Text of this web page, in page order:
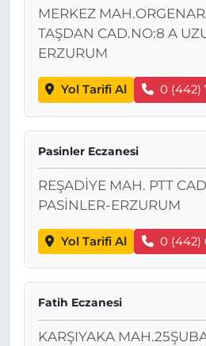
MERKEZ
TAŞDAN CAD.NO:8 A
ERZURUM
Yol Tarifi Al 0 (442)
Pasinler Eczanesi
REŞADİYE MAH. PTT
PASİNLER-ERZURUM
Yol Tarifi Al 0 (442)
Fatih Eczanesi
KARŞIYAKA